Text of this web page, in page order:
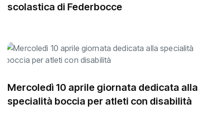
scolastica di Federbocce
Mercoledì 10 aprile giornata dedicata alla
specialità boccia per atleti con disabilità